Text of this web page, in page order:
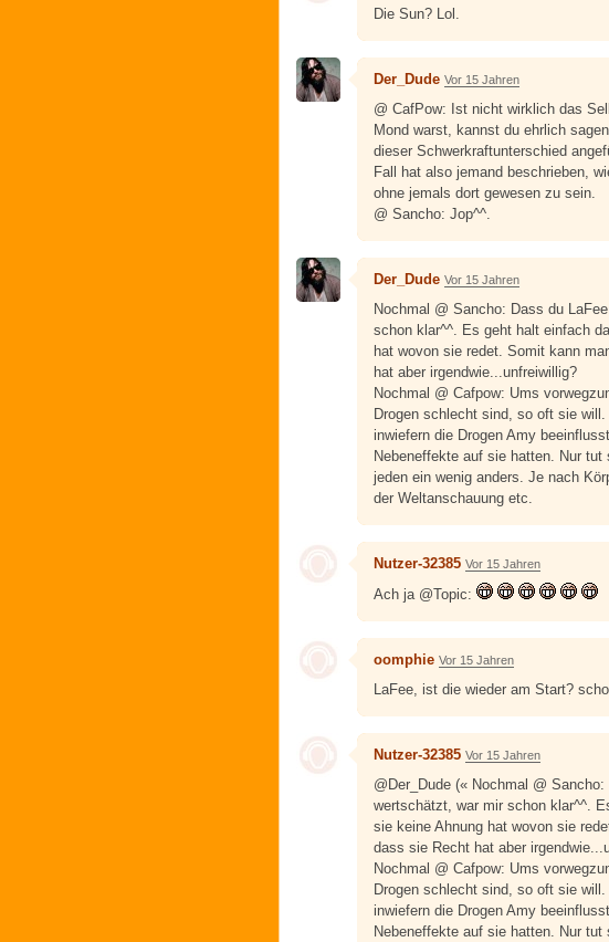
Die Sun? Lol.
Der_Dude Vor 15 Jahren
@ CafPow: Ist nicht wirklich das
Mond warst, kannst du ehrlich
dieser Schwerkraftunterschied
Fall hat also jemand beschrieben,
ohne jemals dort gewesen zu sein.
@ Sancho: Jop^^.
Der_Dude Vor 15 Jahren
Nochmal @ Sancho: Dass du
schon klar^^. Es geht halt einfach
hat wovon sie redet. Somit kann
hat aber irgendwie...unfreiwillig?
Nochmal @ Cafpow: Ums
Drogen schlecht sind, so oft sie
inwiefern die Drogen Amy
Nebeneffekte auf sie hatten. Nur
jeden ein wenig anders. Je nach
der Weltanschauung etc.
Nutzer-32385 Vor 15 Jahren
Ach ja @Topic:
oomphie Vor 15 Jahren
LaFee, ist die wieder am Start?
Nutzer-32385 Vor 15 Jahren
@Der_Dude (« Nochmal @
wertschätzt, war mir schon klar^^.
sie keine Ahnung hat wovon sie
dass sie Recht hat aber
Nochmal @ Cafpow: Ums
Drogen schlecht sind, so oft sie
inwiefern die Drogen Amy
Nebeneffekte auf sie hatten. Nur